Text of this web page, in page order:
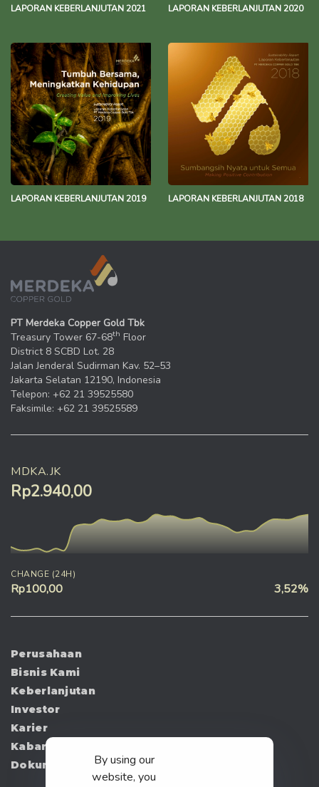
LAPORAN KEBERLANJUTAN 2021 LAPORAN KEBERLANJUTAN 2020
LAPORAN KEBERLANJUTAN 2019 LAPORAN KEBERLANJUTAN 2018
PT Merdeka Copper Gold Tbk
Treasury Tower 67-68th Floor
District 8 SCBD Lot. 28
Jalan Jenderal Sudirman Kav. 52–53
Jakarta Selatan 12190, Indonesia
Telepon: +62 21 39525580
Faksimile: +62 21 39525589
MDKA.JK
Rp2.940,00
CHANGE (24H)
Rp100,00 3,52%
Perusahaan
Bisnis Kami
Keberlanjutan
Investor
Karier
Kabar
Dokumen
By using our
website, you